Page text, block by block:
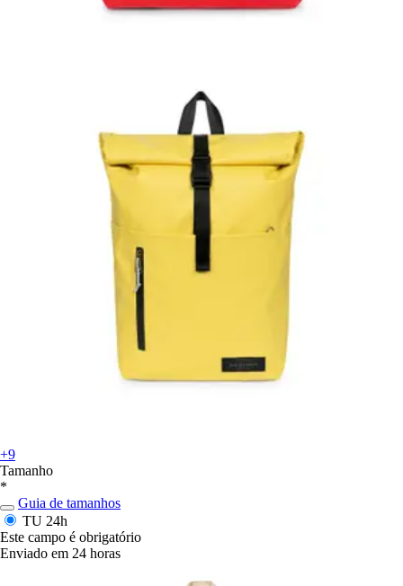
+9
Tamanho
*
Guia de tamanhos
TU 24h
Este campo é obrigatório
Enviado em 24 horas